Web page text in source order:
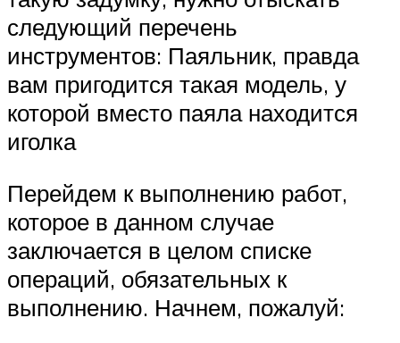
следующий перечень
инструментов: Паяльник, правда
вам пригодится такая модель, у
которой вместо паяла находится
иголка
Перейдем к выполнению работ,
которое в данном случае
заключается в целом списке
операций, обязательных к
выполнению. Начнем, пожалуй: